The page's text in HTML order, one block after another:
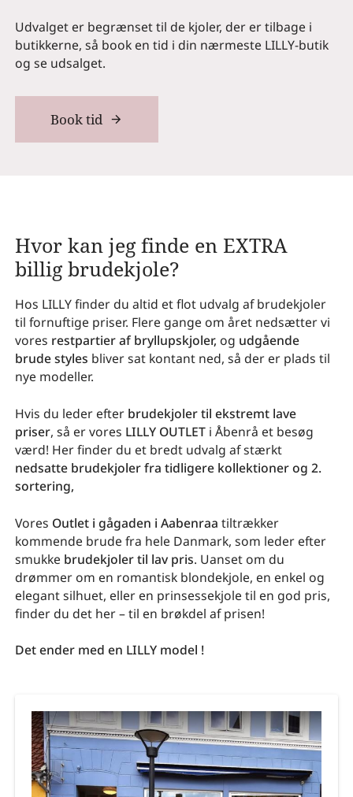
Udvalget er begrænset til de kjoler, der er tilbage i
butikkerne, så book en tid i din nærmeste LILLY-butik
og se udsalget.
Book tid
Hvor kan jeg finde en EXTRA
billig brudekjole?
Hos LILLY finder du altid et flot udvalg af brudekjoler
til fornuftige priser. Flere gange om året nedsætter vi
vores restpartier af bryllupskjoler, og udgående
brude styles bliver sat kontant ned, så der er plads til
nye modeller.
Hvis du leder efter brudekjoler til ekstremt lave
priser, så er vores LILLY OUTLET i Åbenrå et besøg
værd! Her finder du et bredt udvalg af stærkt
nedsatte brudekjoler fra tidligere kollektioner og 2.
sortering,
Vores Outlet i gågaden i Aabenraa tiltrækker
kommende brude fra hele Danmark, som leder efter
smukke brudekjoler til lav pris. Uanset om du
drømmer om en romantisk blondekjole, en enkel og
elegant silhuet, eller en prinsessekjole til en god pris,
finder du det her – til en brøkdel af prisen!
Det ender med en LILLY model !